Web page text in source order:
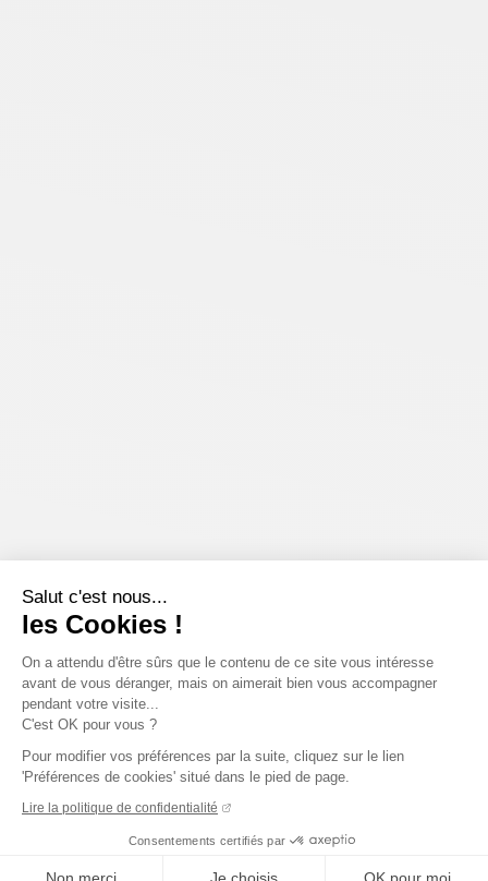
Salut c'est nous...
les Cookies !
On a attendu d'être sûrs que le contenu de ce site vous intéresse
avant de vous déranger, mais on aimerait bien vous accompagner
pendant votre visite...
C'est OK pour vous ?
Pour modifier vos préférences par la suite, cliquez sur le lien
'Préférences de cookies' situé dans le pied de page.
Lire la politique de confidentialité
Consentements certifiés par